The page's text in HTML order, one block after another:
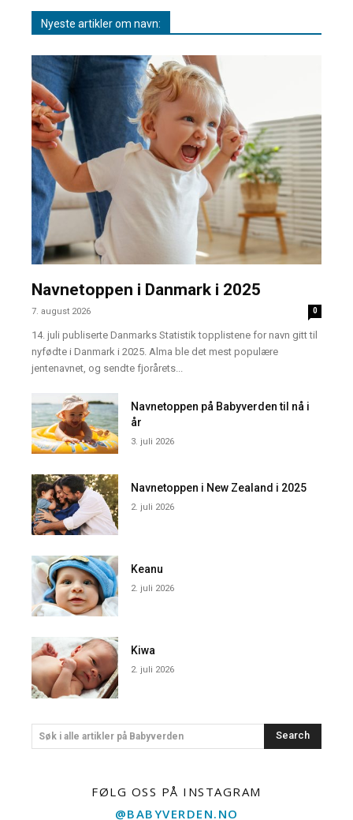
Nyeste artikler om navn:
Navnetoppen i Danmark i 2025
7. august 2026 0
14. juli publiserte Danmarks Statistik topplistene for navn gitt til
nyfødte i Danmark i 2025. Alma ble det mest populære
jentenavnet, og sendte fjorårets...
Navnetoppen på Babyverden til nå i
år
3. juli 2026
Navnetoppen i New Zealand i 2025
2. juli 2026
Keanu
2. juli 2026
Kiwa
2. juli 2026
Søk i alle artikler på Babyverden Search
FØLG OSS PÅ INSTAGRAM
@BABYVERDEN.NO